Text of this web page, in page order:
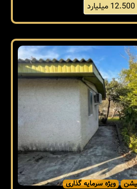
12.500 میلیارد
ویژه سرمایه گذاری